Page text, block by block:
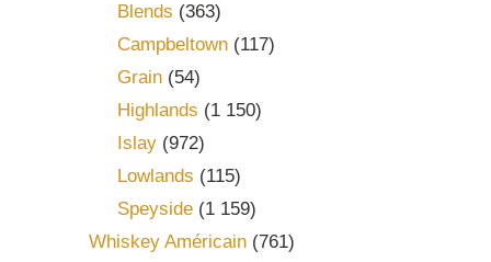
Blends (363)
Campbeltown(117)
Grain(54)
Highlands (1 150)
Islay(972)
Lowlands (115)
Speyside(1 159)
Whiskey Américain (761)